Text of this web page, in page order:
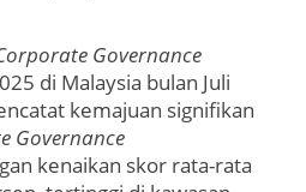
Governance
di Malaysia bulan Juli
kemajuan signifikan
Governance
kenaikan skor rata-rata